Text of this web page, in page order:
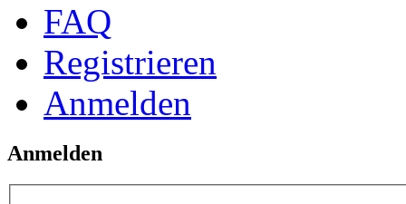
FAQ
Registrieren
Anmelden
Anmelden